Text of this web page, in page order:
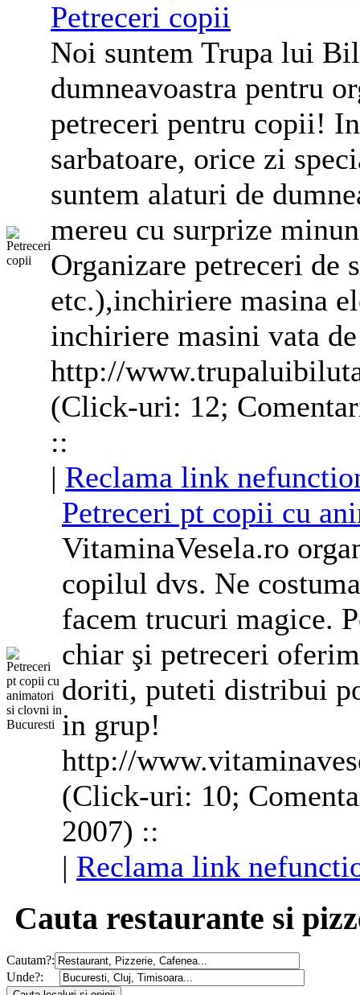
Petreceri copii
Noi suntem Trupa lui
dumneavoastra pentru
petreceri pentru copii!
sarbatoare, orice zi
suntem alaturi de
mereu cu surprize
Organizare petreceri de
etc.),inchiriere masina
inchiriere masini vata
http://
(Click-uri: 12;
::
| Reclama link
Petreceri pt copii cu
VitaminaVesela.ro
copilul dvs. Ne
facem trucuri magice.
chiar şi petreceri
doriti, puteti distribui
in grup!
http://
(Click-uri: 10;
2007) ::
| Reclama link
Cauta restaurante si
Cautam?:
Unde?: